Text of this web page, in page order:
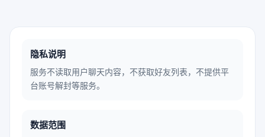
隐私说明
服务不读取用户聊天内容，不获取好友列表，不提供平
台账号解封等服务。
数据范围